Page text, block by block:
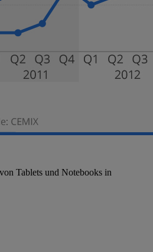
Tablets und Notebooks in